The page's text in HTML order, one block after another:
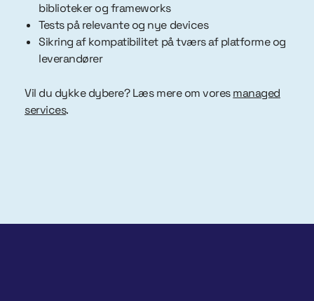
biblioteker og frameworks
Tests på relevante og nye devices
Sikring af kompatibilitet på tværs af platforme og
leverandører
Vil du dykke dybere? Læs mere om voresmanaged
services.